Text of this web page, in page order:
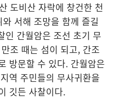
도비산 자락에 창건한 천
서해 조망을 함께 즐길
인 간월암은 조선 초기 무
조 때는 섬이 되고, 간조
방문할 수 있다. 간월암은
역 주민들의 무사귀환을
깃든 사찰이다.